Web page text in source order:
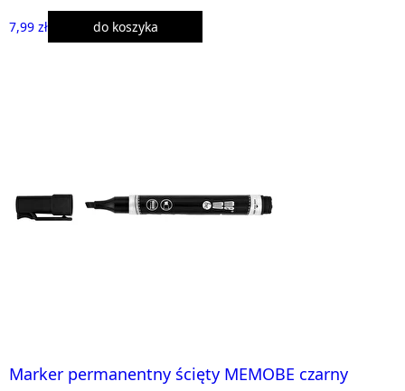
7,99 zł do koszyka
Marker permanentny ścięty MEMOBE czarny